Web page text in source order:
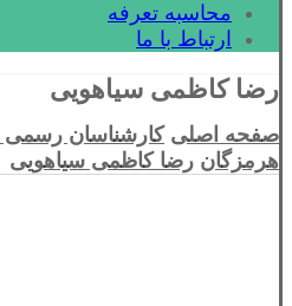
محاسبه تعرفه
ارتباط با ما
رضا کاظمی سیاهویی
صفحه اصلی کارشناسان رسمی
هرمزگان رضا کاظمی سیاهویی